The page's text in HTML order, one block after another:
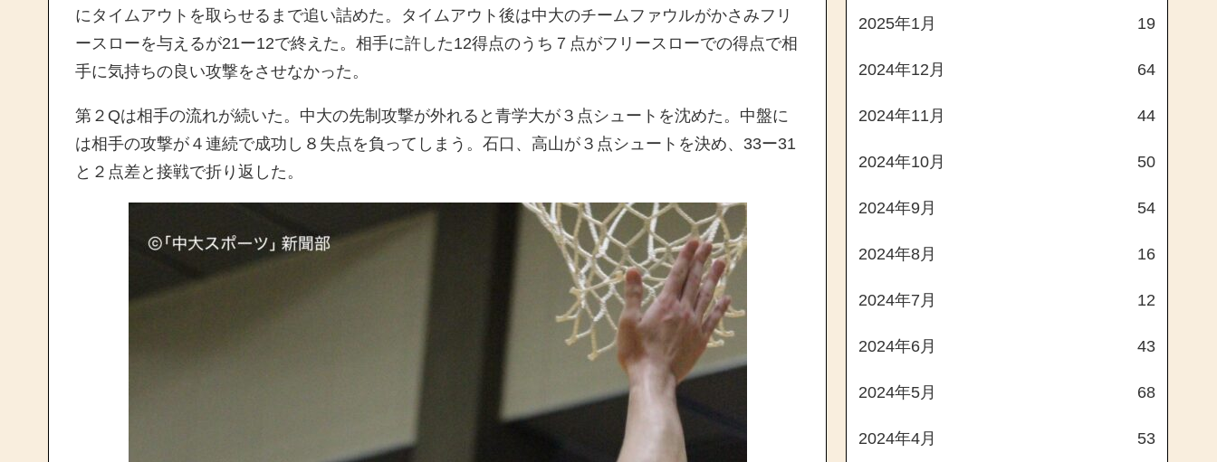
にタイムアウトを取らせるまで追い詰めた。タイムアウト後は中大のチームファウルがかさみフリ
ースローを与えるが21ー12で終えた。相手に許した12得点のうち７点がフリースローでの得点で相
手に気持ちの良い攻撃をさせなかった。
第２Qは相手の流れが続いた。中大の先制攻撃が外れると青学大が３点シュートを沈めた。中盤に
は相手の攻撃が４連続で成功し８失点を負ってしまう。石口、高山が３点シュートを決め、33ー31
と２点差と接戦で折り返した。
2025年1月 19
2024年12月 64
2024年11月 44
2024年10月 50
2024年9月 54
2024年8月 16
2024年7月 12
2024年6月 43
2024年5月 68
2024年4月 53